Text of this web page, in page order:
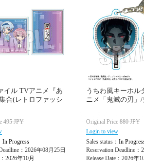
イル TVアニメ『あ
合(レトロファッシ
495JPY
In Progress
：2026年08月25日
2026年10月
うちわ風キーホル
ニメ「鬼滅の刃」
Original Price 880JPY
Login to view
Sales status： In
Reservation Deadline：
Release Date：2026年